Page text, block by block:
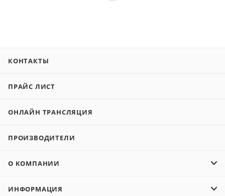
КОНТАКТЫ
ПРАЙС ЛИСТ
ОНЛАЙН ТРАНСЛЯЦИЯ
ПРОИЗВОДИТЕЛИ
О КОМПАНИИ
ИНФОРМАЦИЯ